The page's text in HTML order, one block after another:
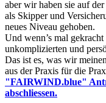
aber wir haben sie auf
als Skipper und
neues Niveau gehoben.
Und wenn’s mal
unkomplizierten und
Das ist es, was wir
aus der Praxis für die
"FAIRWIND.blue"
abschliessen.